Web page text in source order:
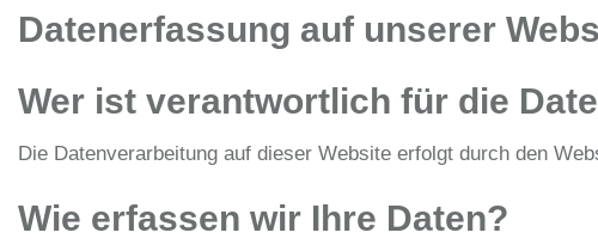
Datenerfassung auf unserer
Wer ist verantwortlich für die
Die Datenverarbeitung auf dieser Website erfolgt durch den
Wie erfassen wir Ihre Daten?